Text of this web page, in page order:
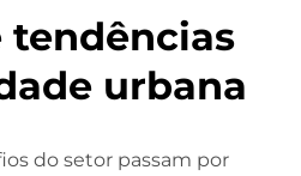
tendências
urbana
do setor passam por